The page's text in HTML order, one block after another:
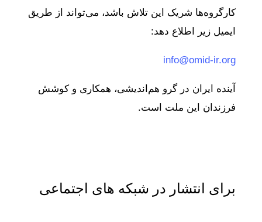
کارگروه‌ها شریک این تلاش باشد، می‌تواند از طریق
ایمیل زیر اطلاع دهد:
info@omid-ir.org
آینده ایران در گرو هم‌اندیشی، همکاری و کوشش
فرزندان این ملت است.
برای انتشار در شبکه های اجتماعی